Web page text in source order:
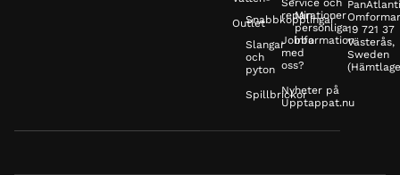
Outlet
Snabbkopplingar
Slangar
och
pyton
Spillbrickor
Service och
reparationer
Jobba
med
oss?
Nyheter på
Upptappat.nu
Min
personliga
information
19 721 37
Västerås,
Sweden